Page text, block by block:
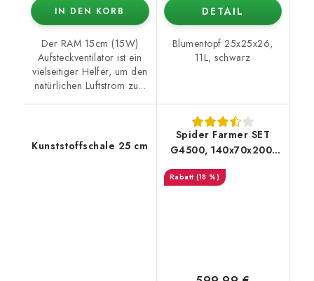
IN DEN KORB
Der RAM 15cm (15W)
Aufsteckventilator ist ein
vielseitiger Helfer, um den
natürlichen Luftstrom zu...
DETAIL
Blumentopf 25x25x26,
11L, schwarz
Kunststoffschale 25 cm
Spider Farmer SET
G4500, 140x70x200,
(automatische
(18 %)